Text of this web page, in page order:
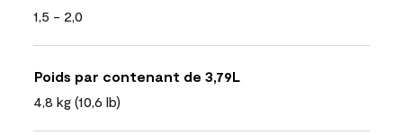
1,5 - 2,0
Poids par contenant de 3,79L
4,8 kg (10,6 lb)